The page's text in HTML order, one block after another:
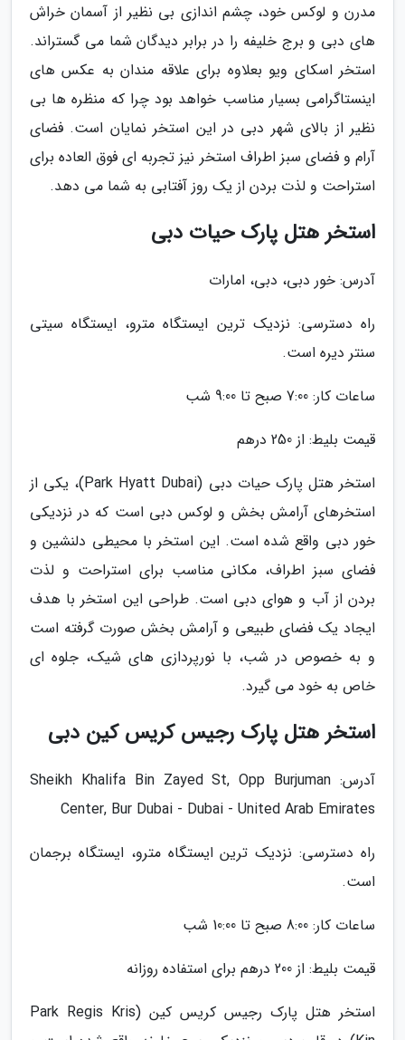
مدرن و لوکس خود، چشم اندازی بی نظیر از آسمان خراش
های دبی و برج خلیفه را در برابر دیدگان شما می گستراند.
استخر اسکای ویو بعلاوه برای علاقه مندان به عکس های
اینستاگرامی بسیار مناسب خواهد بود چرا که منظره ها بی
نظیر از بالای شهر دبی در این استخر نمایان است. فضای
آرام و فضای سبز اطراف استخر نیز تجربه ای فوق العاده برای
استراحت و لذت بردن از یک روز آفتابی به شما می دهد.
استخر هتل پارک حیات دبی
آدرس: خور دبی، دبی، امارات
راه دسترسی: نزدیک ترین ایستگاه مترو، ایستگاه سیتی
سنتر دیره است.
ساعات کار: 7:00 صبح تا 9:00 شب
قیمت بلیط: از 250 درهم
استخر هتل پارک حیات دبی (Park Hyatt Dubai)، یکی از
استخرهای آرامش بخش و لوکس دبی است که در نزدیکی
خور دبی واقع شده است. این استخر با محیطی دلنشین و
فضای سبز اطراف، مکانی مناسب برای استراحت و لذت
بردن از آب و هوای دبی است. طراحی این استخر با هدف
ایجاد یک فضای طبیعی و آرامش بخش صورت گرفته است
و به خصوص در شب، با نورپردازی های شیک، جلوه ای
خاص به خود می گیرد.
استخر هتل پارک رجیس کریس کین دبی
آدرس: Sheikh Khalifa Bin Zayed St, Opp Burjuman
Center, Bur Dubai - Dubai - United Arab Emirates
راه دسترسی: نزدیک ترین ایستگاه مترو، ایستگاه برجمان
است.
ساعات کار: 8:00 صبح تا 10:00 شب
قیمت بلیط: از 200 درهم برای استفاده روزانه
استخر هتل پارک رجیس کریس کین (Park Regis Kris